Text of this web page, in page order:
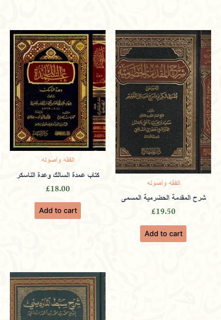
book range.
Only logged in customers who have purchased this
product may leave a review.
الفقه وأصوله
كتاب عمدة السالك وعدة الناسكر
£18.00
Add to cart
الفقه وأصوله
شرح المقدمة الحضرمية المسمى
£19.50
Add to cart